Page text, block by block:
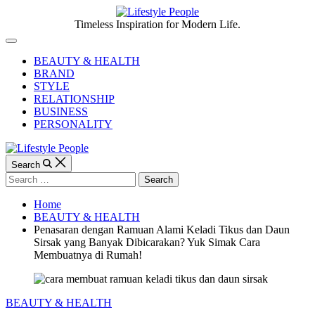
content
People
Timeless Inspiration for Modern Life.
Off
CanvasBEAUTY & HEALTH
BRAND
STYLE
RELATIONSHIP
BUSINESS
PERSONALITY
Search
Search
for:
Home
BEAUTY & HEALTH
Penasaran dengan Ramuan Alami Keladi Tikus dan Daun
Sirsak yang Banyak Dibicarakan? Yuk Simak Cara
Membuatnya di Rumah!
Categories
BEAUTY & HEALTH